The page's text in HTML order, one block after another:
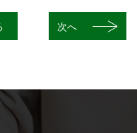
次へ